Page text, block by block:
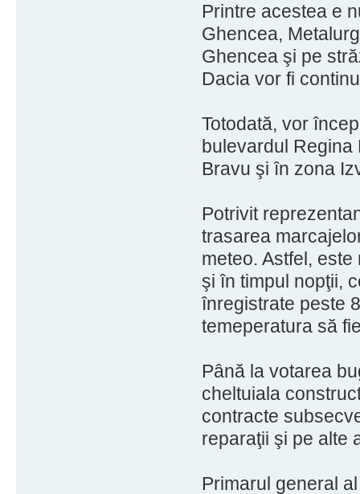
Printre acestea e
Ghencea,
Ghencea şi pe
Dacia vor fi
Totodată, vor
bulevardul Regina
Bravu şi în zona
Potrivit
trasarea
meteo. Astfel,
şi în timpul nopţii,
înregistrate peste
temeperatura să
Până la votarea
cheltuiala
contracte
reparaţii şi pe alte
Primarul general